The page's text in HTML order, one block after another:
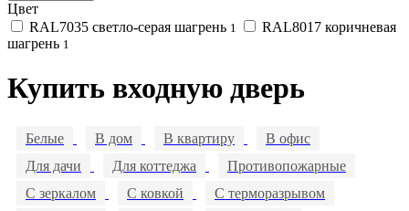
Цвет
RAL7035 светло-серая шагрень 1
RAL8017 коричневая
шагрень 1
Купить входную дверь
Белые В дом В квартиру
В офис
Для дачи
Для коттеджа
Противопожарные
С зеркалом
С ковкой
С терморазрывом